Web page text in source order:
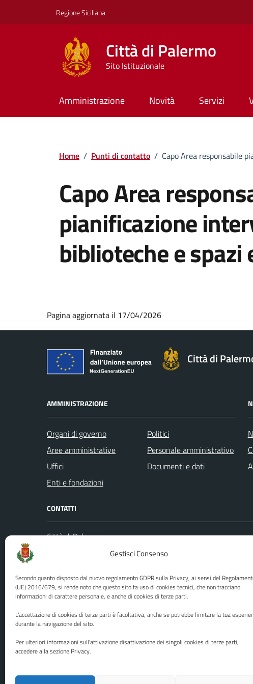
Gestisci Consenso
Secondo quanto disposto dal nuovo regolamento GDPR sulla Privacy, ai sensi del
(UE) 2016/679, si rende noto che questo sito fa uso di cookies tecnici, che non tracciano
informazioni di carattere personale, e anche di cookies di terze parti.
L'accettazione di cookies di terze parti è facoltativa, anche se potrebbe limitare la tua
durante la navigazione del sito.
Per ulteriori informazioni sull'attivazione disattivazione dei singoli cookies di terze parti,
accedere alla sezione Privacy.
Regione Siciliana
Città di Palermo
Sito Istituzionale
Amministrazione Novità Servizi
Home / Punti di contatto / Capo Area responsabile
Capo Area
pianificazione
biblioteche e
Pagina aggiornata il 17/04/2026
Città di
AMMINISTRAZIONE
Organi di governo
Aree amministrative
Uffici
Enti e fondazioni
Politici
Personale amministrativo
Documenti e dati
CONTATTI
Città di Palermo
Codice fiscale / P. IVA:80016350821
U.O. Ufficio Relazioni con il Pubblico
(URP)
Numero verde: 0917401111
PEC:protocollo@cert.comune.palermo.it
Leggi le FAQ
Prenotazione
Segnalazione
Richiesta